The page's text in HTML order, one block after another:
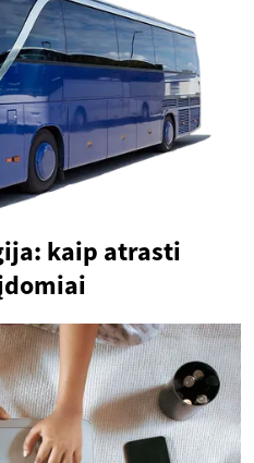
kaip atrasti